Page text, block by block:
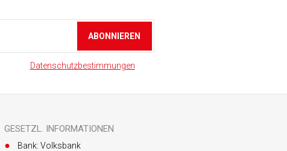
Datenschutzbestimmungen
ABONNIEREN
GESETZL. INFORMATIONEN
Bank: Volksbank